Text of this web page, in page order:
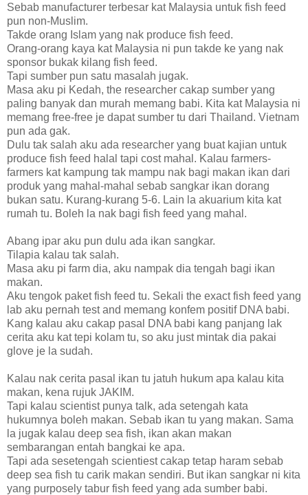
Sebab manufacturer terbesar kat Malaysia untuk fish feed
pun non-Muslim.
Takde orang Islam yang nak produce fish feed.
Orang-orang kaya kat Malaysia ni pun takde ke yang nak
sponsor bukak kilang fish feed.
Tapi sumber pun satu masalah jugak.
Masa aku pi Kedah, the researcher cakap sumber yang
paling banyak dan murah memang babi. Kita kat Malaysia ni
memang free-free je dapat sumber tu dari Thailand. Vietnam
pun ada gak.
Dulu tak salah aku ada researcher yang buat kajian untuk
produce fish feed halal tapi cost mahal. Kalau farmers-
farmers kat kampung tak mampu nak bagi makan ikan dari
produk yang mahal-mahal sebab sangkar ikan dorang
bukan satu. Kurang-kurang 5-6. Lain la akuarium kita kat
rumah tu. Boleh la nak bagi fish feed yang mahal.
Abang ipar aku pun dulu ada ikan sangkar.
Tilapia kalau tak salah.
Masa aku pi farm dia, aku nampak dia tengah bagi ikan
makan.
Aku tengok paket fish feed tu. Sekali the exact fish feed yang
lab aku pernah test and memang konfem positif DNA babi.
Kang kalau aku cakap pasal DNA babi kang panjang lak
cerita aku kat tepi kolam tu, so aku just mintak dia pakai
glove je la sudah.
Kalau nak cerita pasal ikan tu jatuh hukum apa kalau kita
makan, kena rujuk JAKIM.
Tapi kalau scientist punya talk, ada setengah kata
hukumnya boleh makan. Sebab ikan tu yang makan. Sama
la jugak kalau deep sea fish, ikan akan makan
sembarangan entah bangkai ke apa.
Tapi ada sesetengah scientiest cakap tetap haram sebab
deep sea fish tu carik makan sendiri. But ikan sangkar ni kita
yang purposely tabur fish feed yang ada sumber babi.